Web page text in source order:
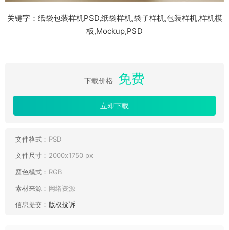
关键字：纸袋包装样机PSD,纸袋样机,袋子样机,包装样机,样机模
板,Mockup,PSD
下载价格 免费
立即下载
文件格式： PSD
文件尺寸： 2000x1750 px
颜色模式： RGB
素材来源： 网络资源
信息提交： 版权投诉